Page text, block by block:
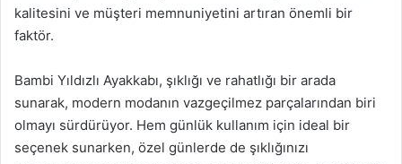
kalitesini ve müşteri memnuniyetini artıran önemli bir
faktör.
Bambi Yıldızlı Ayakkabı, şıklığı ve rahatlığı bir arada
sunarak, modern modanın vazgeçilmez parçalarından biri
olmayı sürdürüyor. Hem günlük kullanım için ideal bir
seçenek sunarken, özel günlerde de şıklığınızı